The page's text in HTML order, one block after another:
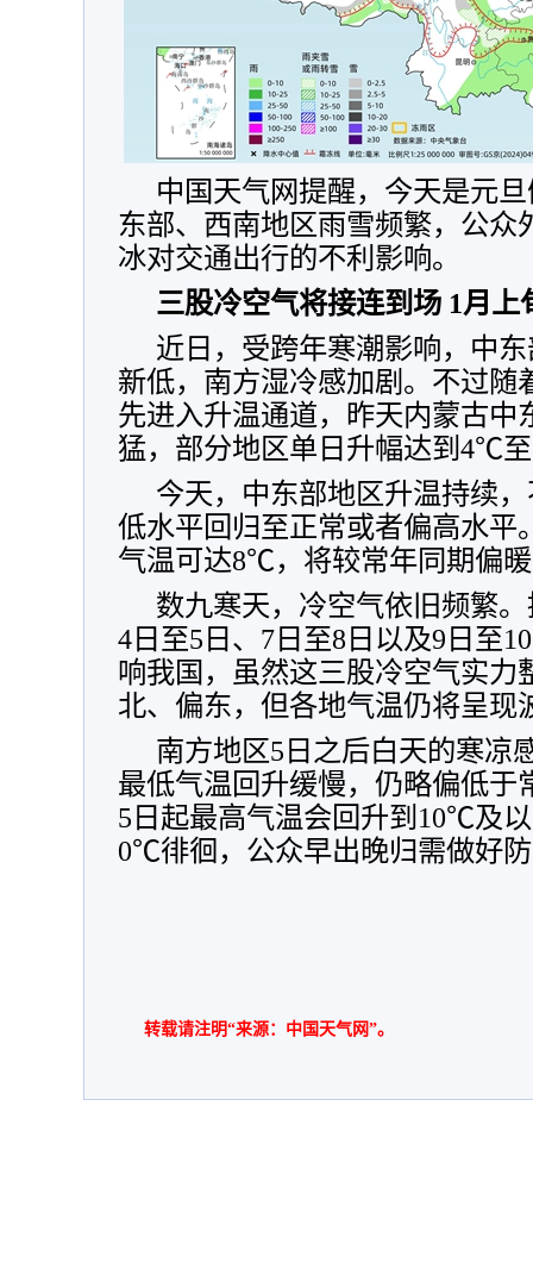
中国天气网提醒，今天是元
东部、西南地区雨雪频繁，公众
冰对交通出行的不利影响。
三股冷空气将接连到场 1月
近日，受跨年寒潮影响，中
新低，南方湿冷感加剧。不过随
先进入升温通道，昨天内蒙古中
猛，部分地区单日升幅达到4℃
今天，中东部地区升温持续
低水平回归至正常或者偏高水平
气温可达8℃，将较常年同期偏
数九寒天，冷空气依旧频繁
4日至5日、7日至8日以及9日至
响我国，虽然这三股冷空气实力
北、偏东，但各地气温仍将呈现
南方地区5日之后白天的寒凉
最低气温回升缓慢，仍略偏低于
5日起最高气温会回升到10℃及
0℃徘徊，公众早出晚归需做好
转载请注明“来源：中国天气网”。